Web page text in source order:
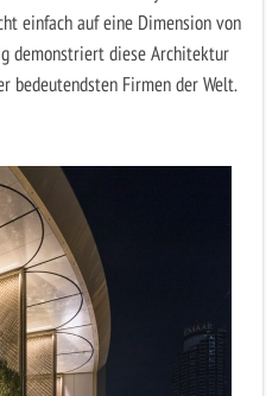
einfach auf eine Dimension von
demonstriert diese Architektur
bedeutendsten Firmen der Welt.